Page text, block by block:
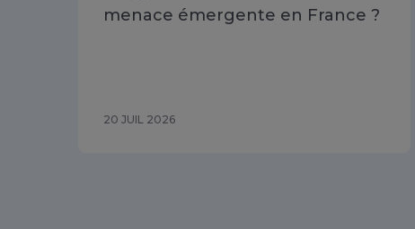
menace émergente en France ?
20 JUIL 2026